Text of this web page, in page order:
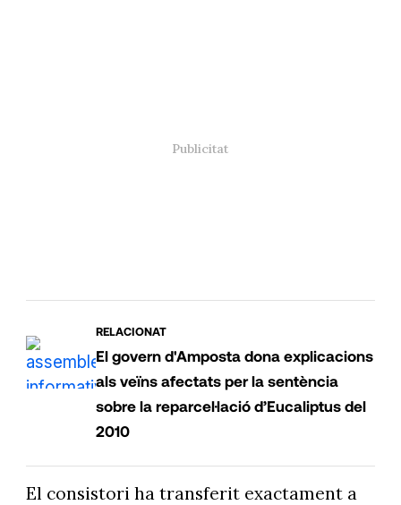
RELACIONAT
El govern d'Amposta dona explicacions
als veïns afectats per la sentència
sobre la reparcel·lació d’Eucaliptus del
2010
El consistori ha transferit exactament a